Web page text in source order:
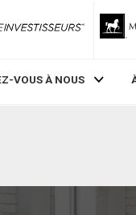
ZoneInvestisseurs RLP
VOUS À NOUS